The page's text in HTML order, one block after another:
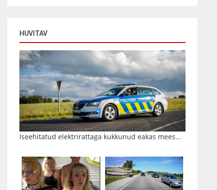
HUVITAV
Iseehitatud elektrirattaga kukkunud eakas mees...